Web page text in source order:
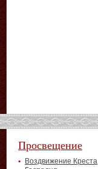
Просвещение
Воздвижение Креста